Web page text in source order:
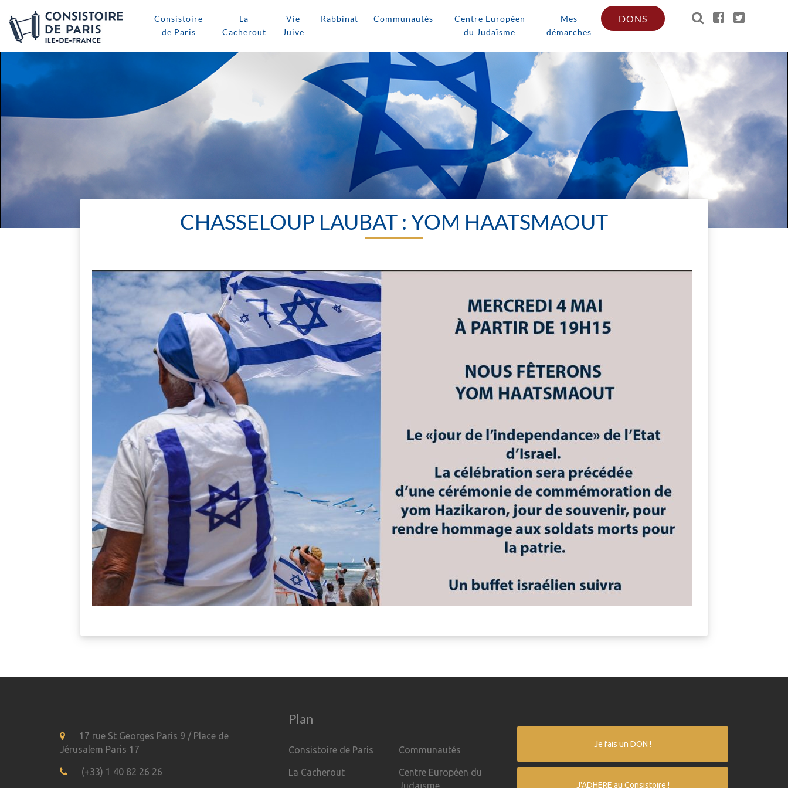
Consistoire
de Paris
La
Cacherout
Vie
Juive
Rabbinat Communautés
Centre Européen
du Judaïsme
Mes
démarches
DONS
CHASSELOUP LAUBAT : YOM HAATSMAOUT
17 rue St Georges Paris 9 / Place de
Jérusalem Paris 17
(+33) 1 40 82 26 26
Plan
Consistoire de Paris
La Cacherout
Communautés
Centre Européen du
Judaïsme
Je fais un DON !
J'ADHERE au Consistoire !